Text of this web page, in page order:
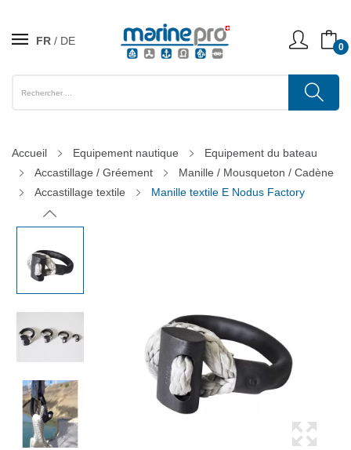
FR DE 0
Accueil Equipement nautique
Equipement du bateau
Accastillage / Gréement
Manille / Mousqueton / Cadène
Accastillage textile
Manille textile E Nodus Factory